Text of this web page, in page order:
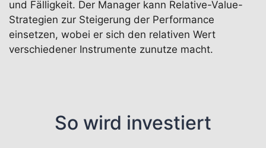
und Fälligkeit. Der Manager kann Relative-Value-
Strategien zur Steigerung der Performance
einsetzen, wobei er sich den relativen Wert
verschiedener Instrumente zunutze macht.
So wird investiert